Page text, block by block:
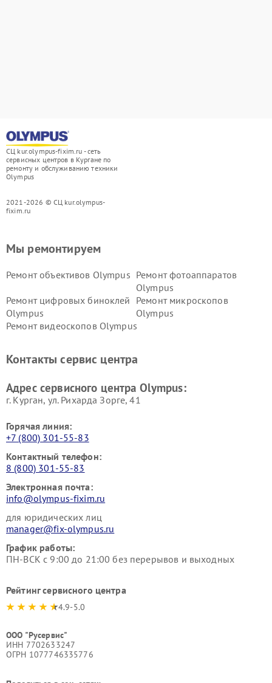
СЦ kur.olympus-fixim.ru - сеть
сервисных центров в Кургане по
ремонту и обслуживанию техники
Olympus
2021-2026 © СЦ kur.olympus-
fixim.ru
Мы ремонтируем
Ремонт объективов Olympus Ремонт фотоаппаратов
Olympus
Ремонт цифровых биноклей
Olympus
Ремонт микроскопов
Olympus
Ремонт видеоскопов Olympus
Контакты сервис центра
Адрес сервисного центра Olympus:
г. Курган, ул. Рихарда Зорге, 41
Горячая линия:
+7 (800) 301-55-83
Контактный телефон:
8 (800) 301-55-83
Электронная почта:
info@olympus-fixim.ru
для юридических лиц
manager@fix-olympus.ru
График работы:
ПН-ВСК с 9:00 до 21:00 без перерывов и выходных
Рейтинг сервисного центра
4.9-5.0
ООО "Русервис"
ИНН 7702633247
ОГРН 1077746335776